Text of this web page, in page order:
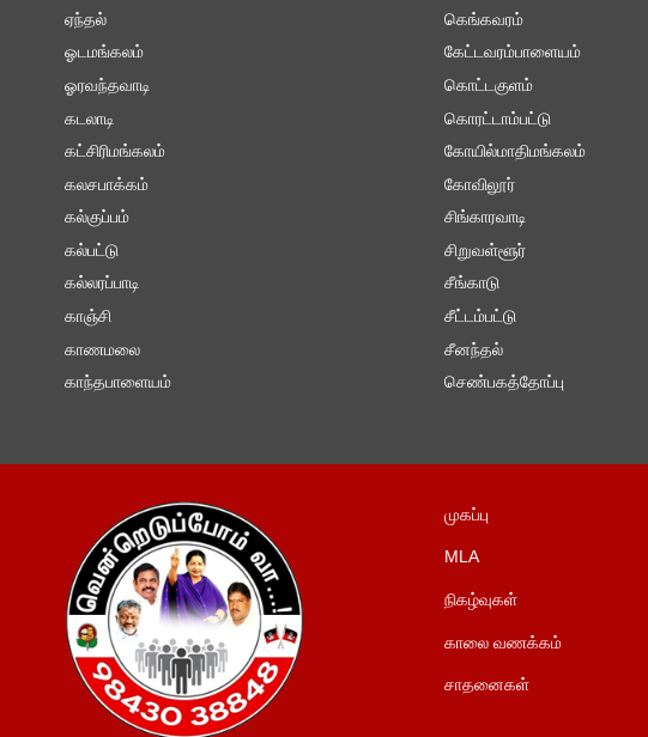
ஏந்தல்
ஓடமங்கலம்
ஓரவந்தவாடி
கடலாடி
கட்சிரிமங்கலம்
கலசபாக்கம்
கல்குப்பம்
கல்பட்டு
கல்லரப்பாடி
காஞ்சி
காணமலை
காந்தபாளையம்
கெங்கவரம்
கேட்டவரம்பாளையம்
கொட்டகுளம்
கொரட்டாம்பட்டு
கோயில்மாதிமங்கலம்
கோவிலூர்
சிங்காரவாடி
சிறுவள்ளூர்
சீங்காடு
சீட்டம்பட்டு
சீனந்தல்
செண்பகத்தோப்பு
முகப்பு
MLA
நிகழ்வுகள்
காலை வணக்கம்
சாதனைகள்